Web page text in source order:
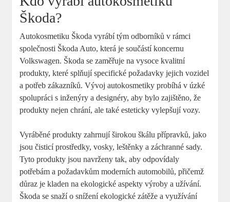
Škoda?
Autokosmetiku Škoda vyrábí tým odborníků v rámci
společnosti Škoda Auto, která je ‍součástí ​koncernu
Volkswagen. Škoda se⁣ zaměřuje ⁣na vysoce kvalitní
produkty, ⁣které splňují specifické ⁤požadavky⁣ jejich vozidel
a ‍potřeb‌ zákazníků. Vývoj autokosmetiky probíhá v ⁤úzké
spolupráci s ‍inženýry a designéry, ⁤aby bylo zajištěno, že
produkty nejen ‌chrání, ale⁤ také esteticky vylepšují⁤ vozy.
Vyráběné produkty zahrnují širokou škálu ⁢přípravků, ​jako
⁢jsou ‍čisticí prostředky, vosky, leštěnky a⁣ záchranné⁣ sady.⁣
Tyto⁤ produkty‌ jsou ​navrženy tak, aby odpovídaly
potřebám a požadavkům moderních automobilů, přičemž
důraz je kladen ‌na ekologické aspekty výroby‍ a užívání.
Škoda se snaží o ‍snížení ekologické zátěže a využívání